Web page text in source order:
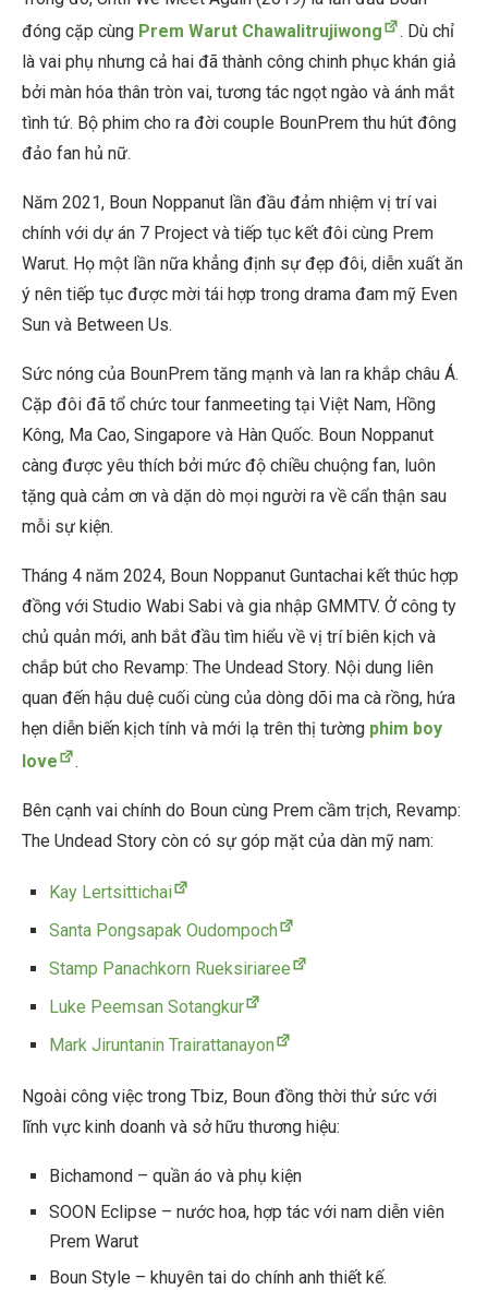
đóng cặp cùng Prem Warut Chawalitrujiwong
. Dù chỉ
là vai phụ nhưng cả hai đã thành công chinh phục khán giả
bởi màn hóa thân tròn vai, tương tác ngọt ngào và ánh mắt
tình tứ. Bộ phim cho ra đời couple BounPrem thu hút đông
đảo fan hủ nữ.
Năm 2021, Boun Noppanut lần đầu đảm nhiệm vị trí vai
chính với dự án 7 Project và tiếp tục kết đôi cùng Prem
Warut. Họ một lần nữa khẳng định sự đẹp đôi, diễn xuất ăn
ý nên tiếp tục được mời tái hợp trong drama đam mỹ Even
Sun và Between Us.
Sức nóng của BounPrem tăng mạnh và lan ra khắp châu Á.
Cặp đôi đã tổ chức tour fanmeeting tại Việt Nam, Hồng
Kông, Ma Cao, Singapore và Hàn Quốc. Boun Noppanut
càng được yêu thích bởi mức độ chiều chuộng fan, luôn
tặng quà cảm ơn và dặn dò mọi người ra về cẩn thận sau
mỗi sự kiện.
Tháng 4 năm 2024, Boun Noppanut Guntachai kết thúc hợp
đồng với Studio Wabi Sabi và gia nhập GMMTV. Ở công ty
chủ quản mới, anh bắt đầu tìm hiểu về vị trí biên kịch và
chắp bút cho Revamp: The Undead Story. Nội dung liên
quan đến hậu duệ cuối cùng của dòng dõi ma cà rồng, hứa
hẹn diễn biến kịch tính và mới lạ trên thị tường phim boy
love
.
Bên cạnh vai chính do Boun cùng Prem cầm trịch, Revamp:
The Undead Story còn có sự góp mặt của dàn mỹ nam:
Kay Lertsittichai
Santa Pongsapak Oudompoch
Stamp Panachkorn Rueksiriaree
Luke Peemsan Sotangkur
Mark Jiruntanin Trairattanayon
Ngoài công việc trong Tbiz, Boun đồng thời thử sức với
lĩnh vực kinh doanh và sở hữu thương hiệu:
Bichamond – quần áo và phụ kiện
SOON Eclipse – nước hoa, hợp tác với nam diễn viên
Prem Warut
Boun Style – khuyên tai do chính anh thiết kế.